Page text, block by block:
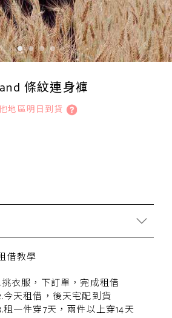
條紋連身褲
地區明日到貨
借教學
挑衣服，下訂單，完成租借
今天租借，後天宅配到貨
租一件穿7天，兩件以上穿14天